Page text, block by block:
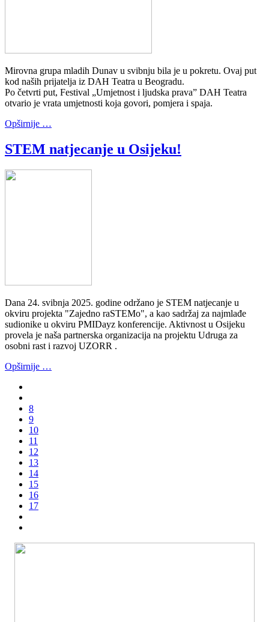
Mirovna grupa mladih Dunav u svibnju bila je u pokretu. Ovaj put
kod naših prijatelja iz DAH Teatra u Beogradu.
Po četvrti put, Festival „Umjetnost i ljudska prava” DAH Teatra
otvario je vrata umjetnosti koja govori, pomjera i spaja.
Opširnije …
STEM natjecanje u Osijeku!
Dana 24. svibnja 2025. godine održano je STEM natjecanje u
okviru projekta "Zajedno raSTEMo", a kao sadržaj za najmlađe
sudionike u okviru PMIDayz konferencije. Aktivnost u Osijeku
provela je naša partnerska organizacija na projektu Udruga za
osobni rast i razvoj UZORR .
Opširnije …
8
9
10
11
12
13
14
15
16
17